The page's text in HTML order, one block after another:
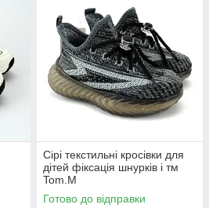
Сірі текстильні кросівки для
дітей фіксація шнурків і тм
Tom.M
Готово до відправки